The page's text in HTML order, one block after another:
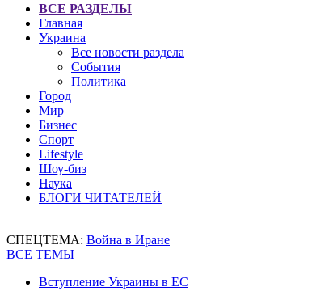
ВСЕ РАЗДЕЛЫ
Главная
Украина
Все новости раздела
События
Политика
Город
Мир
Бизнес
Спорт
Lifestyle
Шоу-биз
Наука
БЛОГИ ЧИТАТЕЛЕЙ
СПЕЦТЕМА: Война в Иране
ВСЕ ТЕМЫ
Вступление Украины в ЕС